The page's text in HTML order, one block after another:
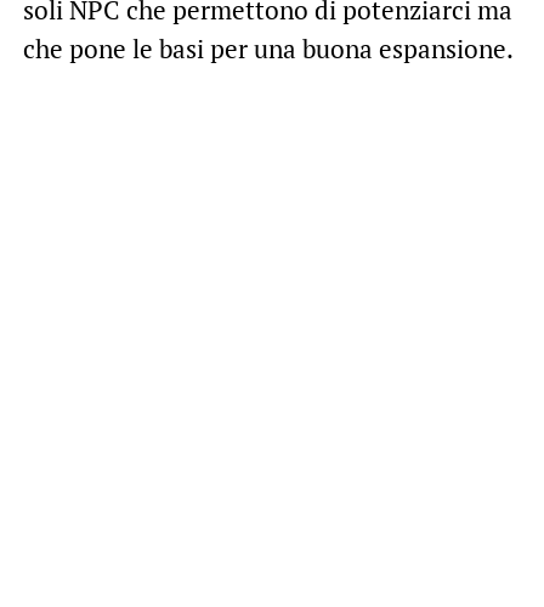
soli NPC che permettono di potenziarci ma
che pone le basi per una buona espansione.